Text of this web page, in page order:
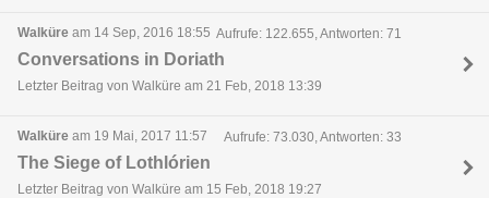
Walküre am 14 Sep, 2016 18:55 Aufrufe: 122.655, Antworten: 71
Conversations in Doriath
Letzter Beitrag von Walküre am 21 Feb, 2018 13:39
Walküre am 19 Mai, 2017 11:57 Aufrufe: 73.030, Antworten: 33
The Siege of Lothlórien
Letzter Beitrag von Walküre am 15 Feb, 2018 19:27